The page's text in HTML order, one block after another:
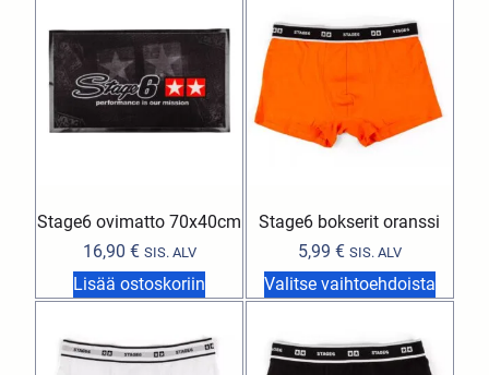
Stage6 ovimatto 70x40cm
16,90 € SIS. ALV
Lisää ostoskoriin
Stage6 bokserit oranssi
5,99 € SIS. ALV
Valitse vaihtoehdoista